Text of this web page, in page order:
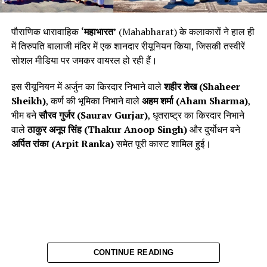
फिल्म की रिलीज़ डेट:
19 सितम्बर, 2025को सिनेमाघरों में रिलीज़ होने वाली इस फिल्म का
उद्देश्य आध्यात्मिक और सामाजिक संवादों को छूने का है, और यह एक
प्रेरणादायक फिल्म साबित होने की पूरी संभावना रखती है।
राहुल चौधरी भी उपस्थित थे। ओलंपिक पदक विजेता और पूर्व मुक्केबाज
विजेंदर सिंह टीम एंबेसडर के रूप में रोहतक रौडीज़ का समर्थन करने के लिए
उपस्थित थे।
दोनों टीमों की रणनीति और मैच के महत्वपूर्ण
पल
मेन कार्ड में विश्व चैंपियन श्रीनिवास बीवी ने रोहतक के लिए पहला अंक
दिलाया, निर्मल देवी ‘प्लेयर ऑफ द डे’ बनीं, जबकि किराक के आभास राणा
और माधुरा केएन ने अपनी टीम को मजबूत स्थिति दिलाई। निर्णायक
पौराणिक धारावाहिक‘महाभारत’ (Mahabharat) के कलाकारों ने हाल ही
में तिरुपति बालाजी मंदिर में एक शानदार रीयूनियन किया, जिसकी तस्वीरें
सोशल मीडिया पर जमकर वायरल हो रही हैं।
इस रीयूनियन में अर्जुन का किरदार निभाने वालेशहीर शेख (Shaheer
Sheikh), कर्ण की भूमिका निभाने वालेअहम शर्मा (Aham Sharma),
भीम बनेसौरव गुर्जर (Saurav Gurjar), धृतराष्ट्र का किरदार निभाने
वालेठाकुर अनूप सिंह (Thakur Anoop Singh)और दुर्योधन बने
अर्पित रांका (Arpit Ranka)समेत पूरी कास्ट शामिल हुई।
CONTINUE READING